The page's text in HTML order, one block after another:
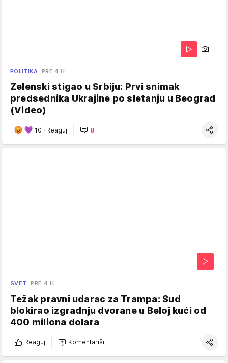
POLITIKA PRE 4 H
Zelenski stigao u Srbiju: Prvi snimak
predsednika Ukrajine po sletanju u Beograd
(Video)
10 · Reaguj 8
SVET PRE 4 H
Težak pravni udarac za Trampa: Sud
blokirao izgradnju dvorane u Beloj kući od
400 miliona dolara
Reaguj Komentariši